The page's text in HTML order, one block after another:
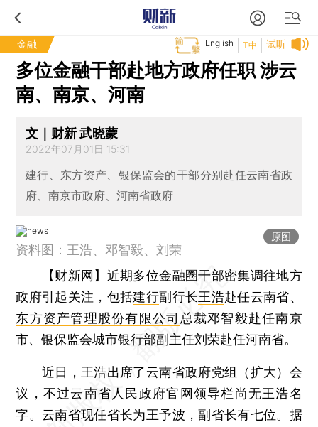
金融 试听
T中
English
多位金融干部赴地方政府任职 涉云
南、南京、河南
文｜财新 武晓蒙
2022年07月01日 15:31
建行、东方资产、银保监会的干部分别赴任云南省政
府、南京市政府、河南省政府
原图
资料图：王浩、邓智毅、刘荣
【财新网】 近期多位金融圈干部密集调往地方
政府引起关注，包括建行副行长王浩赴任云南省、
东方资产管理股份有限公司 总裁邓智毅赴任南京
市、银保监会城市银行部副主任刘荣赴任河南省。
近日，王浩出席了云南省政府党组（扩大）会
议，不过云南省人民政府官网领导栏尚无王浩名
字。云南省现任省长为王予波，副省长有七位。据